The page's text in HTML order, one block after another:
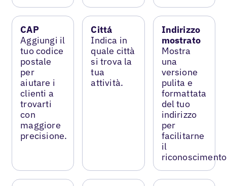
CAP
Aggiungi il
tuo codice
postale
per
aiutare i
clienti a
trovarti
con
maggiore
precisione.
Cittá
Indica in
quale città
si trova la
tua
attività.
Indirizzo
mostrato
Mostra
una
versione
pulita e
formattata
del tuo
indirizzo
per
facilitarne
il